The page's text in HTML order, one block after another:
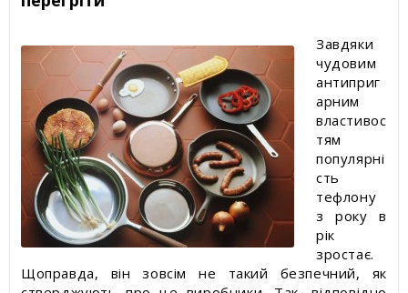
Завдяки
чудовим
антиприг
арним
властивос
тям
популярні
сть
тефлону
з року в
рік
зростає.
Щоправда, він зовсім не такий безпечний, як